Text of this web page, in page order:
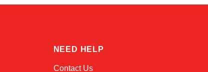
NEED HELP
Contact Us